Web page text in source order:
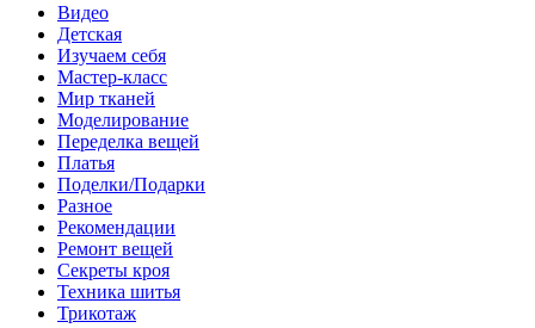
Видео
Детская
Изучаем себя
Мастер-класс
Мир тканей
Моделирование
Переделка вещей
Платья
Поделки/Подарки
Разное
Рекомендации
Ремонт вещей
Секреты кроя
Техника шитья
Трикотаж